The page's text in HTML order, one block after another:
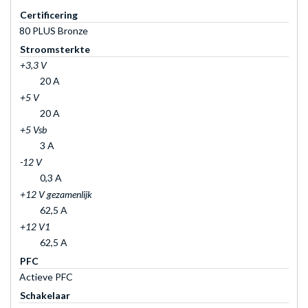
Certificering
80 PLUS Bronze
Stroomsterkte
+3,3 V
20 A
+5 V
20 A
+5 Vsb
3 A
-12 V
0,3 A
+12 V gezamenlijk
62,5 A
+12 V1
62,5 A
PFC
Actieve PFC
Schakelaar